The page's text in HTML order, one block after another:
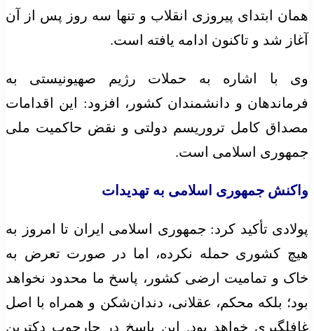
همان ابتدای پیروزی انقلاب و تنها سه روز پس از آن
آغاز شد و تاکنون ادامه یافته است.
وی با اشاره به حملات رژیم صهیونیستی به
فرماندهان و دانشمندان کشور، افزود: این اقدامات
مصداق کامل تروریسم دولتی و نقض حاکمیت ملی
جمهوری اسلامی است.
واکنش جمهوری اسلامی به تهدیدات
پولادی تأکید کرد: جمهوری اسلامی ایران تا امروز به
هیچ کشوری حمله نکرده، اما در صورت تعرض به
خاک و تمامیت ارضی کشور، پاسخ ما محدود نخواهد
بود؛ بلکه محکم، عقلانی، دندان‌شکن و همراه با اصل
غافلگیری خواهد بود. این پاسخ در چارچوب دکترین